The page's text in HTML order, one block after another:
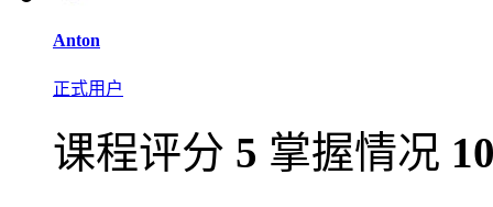
Anton
正式用户
课程评分 5 掌握情况